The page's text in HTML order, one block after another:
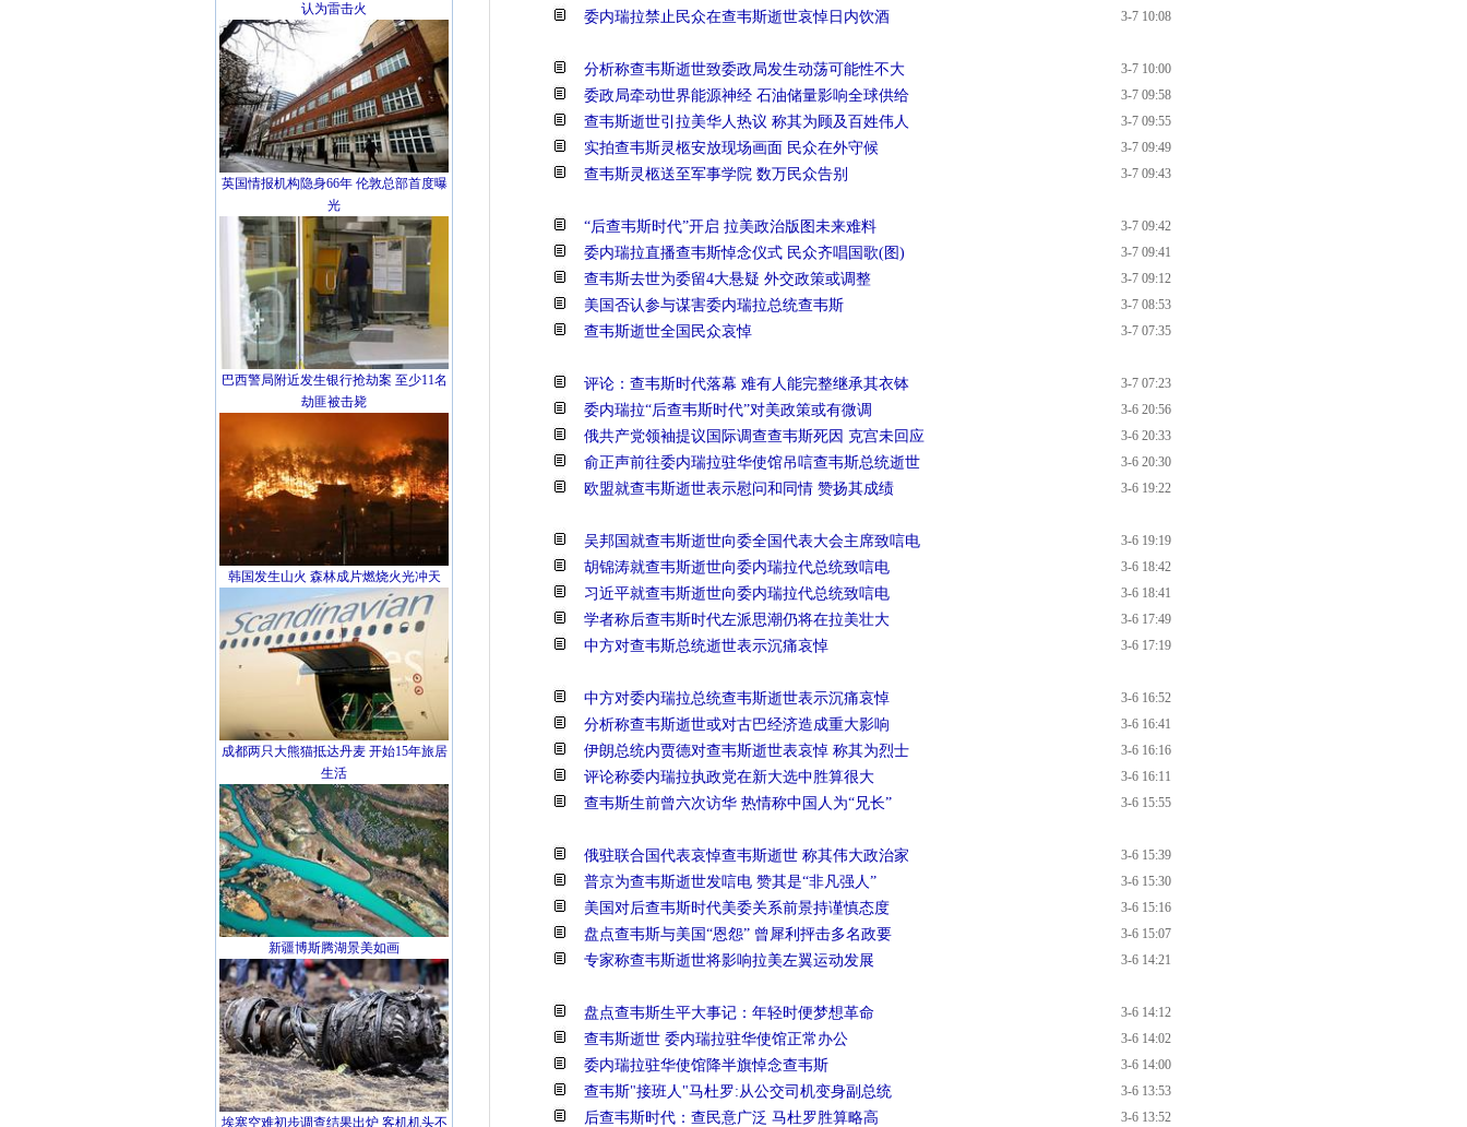
认为雷击火
英国情报机构隐身66年 伦敦总部首度曝
光
巴西警局附近发生银行抢劫案 至少11名
劫匪被击毙
韩国发生山火 森林成片燃烧火光冲天
成都两只大熊猫抵达丹麦 开始15年旅居
生活
新疆博斯腾湖景美如画
埃塞空难初步调查结果出炉 客机机头不
委内瑞拉禁止民众在查韦斯逝世哀悼日内饮酒
分析称查韦斯逝世致委政局发生动荡可能性不大
委政局牵动世界能源神经 石油储量影响全球供给
查韦斯逝世引拉美华人热议 称其为顾及百姓伟人
实拍查韦斯灵柩安放现场画面 民众在外守候
查韦斯灵柩送至军事学院 数万民众告别
“后查韦斯时代”开启 拉美政治版图未来难料
委内瑞拉直播查韦斯悼念仪式 民众齐唱国歌(图)
查韦斯去世为委留4大悬疑 外交政策或调整
美国否认参与谋害委内瑞拉总统查韦斯
查韦斯逝世全国民众哀悼
评论：查韦斯时代落幕 难有人能完整继承其衣钵
委内瑞拉“后查韦斯时代”对美政策或有微调
俄共产党领袖提议国际调查查韦斯死因 克宫未回应
俞正声前往委内瑞拉驻华使馆吊唁查韦斯总统逝世
欧盟就查韦斯逝世表示慰问和同情 赞扬其成绩
吴邦国就查韦斯逝世向委全国代表大会主席致唁电
胡锦涛就查韦斯逝世向委内瑞拉代总统致唁电
习近平就查韦斯逝世向委内瑞拉代总统致唁电
学者称后查韦斯时代左派思潮仍将在拉美壮大
中方对查韦斯总统逝世表示沉痛哀悼
中方对委内瑞拉总统查韦斯逝世表示沉痛哀悼
分析称查韦斯逝世或对古巴经济造成重大影响
伊朗总统内贾德对查韦斯逝世表哀悼 称其为烈士
评论称委内瑞拉执政党在新大选中胜算很大
查韦斯生前曾六次访华 热情称中国人为“兄长”
俄驻联合国代表哀悼查韦斯逝世 称其伟大政治家
普京为查韦斯逝世发唁电 赞其是“非凡强人”
美国对后查韦斯时代美委关系前景持谨慎态度
盘点查韦斯与美国“恩怨” 曾犀利抨击多名政要
专家称查韦斯逝世将影响拉美左翼运动发展
盘点查韦斯生平大事记：年轻时便梦想革命
查韦斯逝世 委内瑞拉驻华使馆正常办公
委内瑞拉驻华使馆降半旗悼念查韦斯
查韦斯"接班人"马杜罗:从公交司机变身副总统
后查韦斯时代：查民意广泛 马杜罗胜算略高
3-7 10:08
3-7 10:00
3-7 09:58
3-7 09:55
3-7 09:49
3-7 09:43
3-7 09:42
3-7 09:41
3-7 09:12
3-7 08:53
3-7 07:35
3-7 07:23
3-6 20:56
3-6 20:33
3-6 20:30
3-6 19:22
3-6 19:19
3-6 18:42
3-6 18:41
3-6 17:49
3-6 17:19
3-6 16:52
3-6 16:41
3-6 16:16
3-6 16:11
3-6 15:55
3-6 15:39
3-6 15:30
3-6 15:16
3-6 15:07
3-6 14:21
3-6 14:12
3-6 14:02
3-6 14:00
3-6 13:53
3-6 13:52